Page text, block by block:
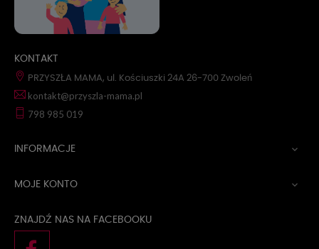
KONTAKT
PRZYSZŁA MAMA, ul. Kościuszki 24A 26-700 Zwoleń
kontakt@przyszla-mama.pl
798 985 019
INFORMACJE 
MOJE KONTO 
ZNAJDŹ NAS NA FACEBOOKU